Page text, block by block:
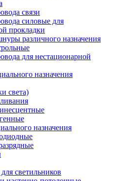
связи
силовые для
прокладки
различного назначения
для нестационарной
назначения
света)
назначения
светильников